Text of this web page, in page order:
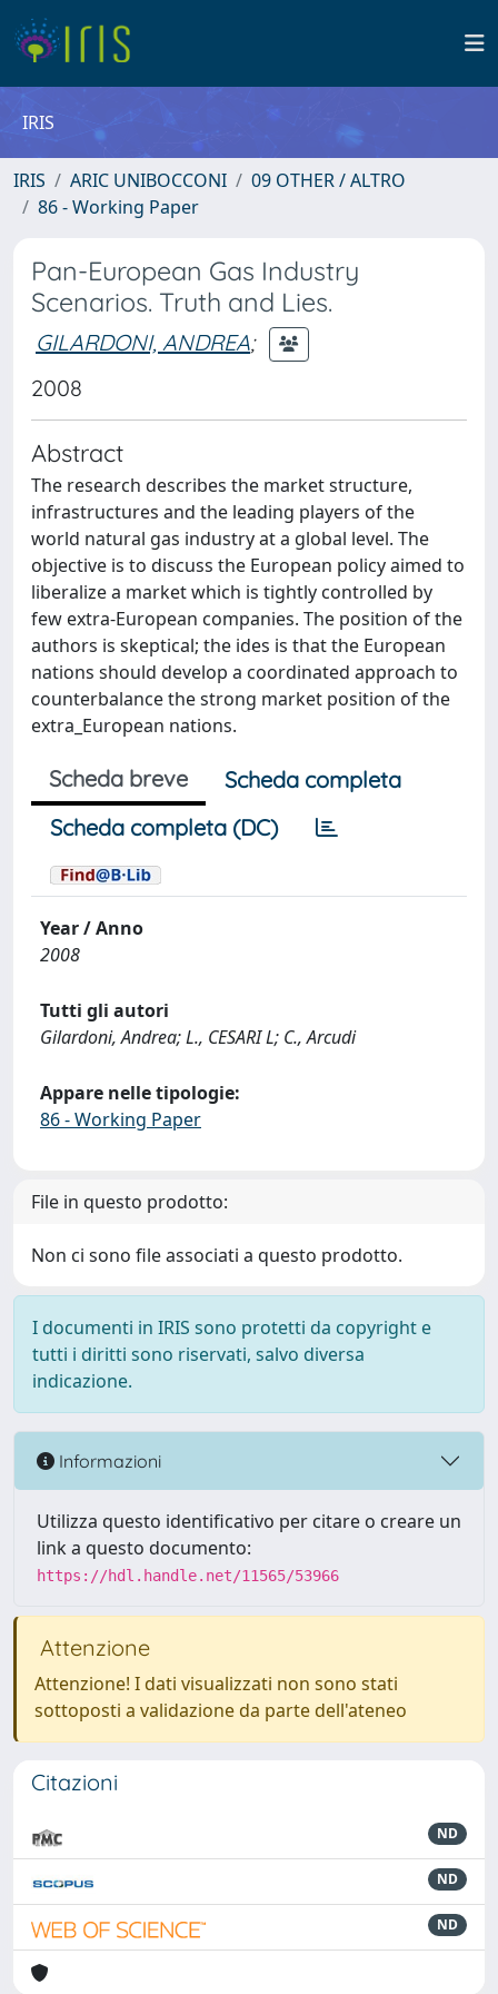
IRIS
IRIS ARIC UNIBOCCONI
09 OTHER / ALTRO
86 - Working Paper
Pan-European Gas Industry
Scenarios. Truth and Lies.
GILARDONI, ANDREA;
2008
Abstract
The research describes the market structure,
infrastructures and the leading players of the
world natural gas industry at a global level. The
objective is to discuss the European policy aimed to
liberalize a market which is tightly controlled by
few extra-European companies. The position of the
authors is skeptical; the ides is that the European
nations should develop a coordinated approach to
counterbalance the strong market position of the
extra_European nations.
Scheda breve
Scheda completa
Scheda completa (DC)
Year / Anno
2008
Tutti gli autori
Gilardoni, Andrea; L., CESARI L; C., Arcudi
Appare nelle tipologie:
86 - Working Paper
File in questo prodotto:
Non ci sono file associati a questo prodotto.
I documenti in IRIS sono protetti da copyright e
tutti i diritti sono riservati, salvo diversa
indicazione.
Informazioni
Utilizza questo identificativo per citare o creare un
link a questo documento:
https://hdl.handle.net/11565/53966
Attenzione
Attenzione! I dati visualizzati non sono stati
sottoposti a validazione da parte dell'ateneo
Citazioni
ND
ND
ND